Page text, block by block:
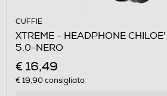
CUFFIE
XTREME - HEADPHONE
5.0-NERO
€ 16,49
€ 19,90consigliato